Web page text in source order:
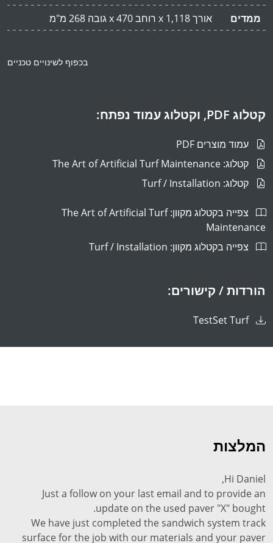
ממדים אורך 1,118 x רוחב 470 x גובה 268 מ"מ
בכפוף לשינויים טכניים
קטלוג PDF, וקטלוג עמוד נפתח:
עמוד מוצרים PDF
קטלוג: The Art of Artificial Turf Maintenance
קטלוג: Turf / Installation
צפייה בקטלוג מקוון: The Art of Artificial Turf
Maintenance
צפייה בקטלוג מקוון: Turf / Installation
הורדות / קישורים:
TestSet Turf
המלצות
Hi Daniel,
Just a follow on your last email and to provide an
update on the used paver "X" bought.
We have just completed the sandwich system track
surface for the job with our materials and your paver